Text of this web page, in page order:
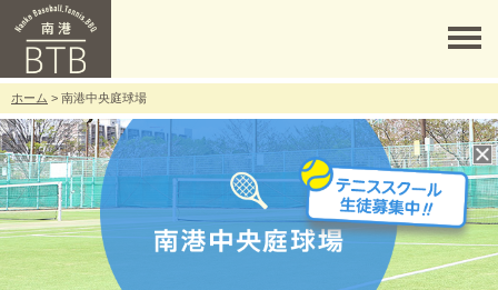
ホーム > 南港中央庭球場